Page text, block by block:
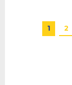
1 2